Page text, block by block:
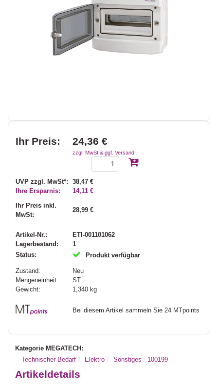
Ihr Preis: 24,36 €
zzgl. MwSt & ggf. Versand
UVP zzgl. MwSt*:
38,47 €
Ihre Ersparnis:
14,11 €
Ihr Preis inkl.
MwSt:
28,99 €
Artikel-Nr.:
ETI-001101062
Lagerbestand:
1
Status:
Produkt verfügbar
Zustand:
Neu
Mengeneinheit:
ST
Gewicht:
1,340 kg
Bei diesem Artikel sammeln Sie 24 MTpoints
Kategorie MEGATECH:
Technischer Bedarf
Elektro Sonstiges - 100199
Artikeldetails